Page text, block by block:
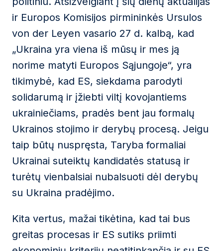
ir Europos Komisijos pirmininkės Ursulos
von der Leyen vasario 27 d. kalbą, kad
„Ukraina yra viena iš mūsų ir mes ją
norime matyti Europos Sąjungoje“, yra
tikimybė, kad ES, siekdama parodyti
solidarumą ir įžiebti viltį kovojantiems
ukrainiečiams, pradės bent jau formalų
Ukrainos stojimo ir derybų procesą. Jeigu
taip būtų nuspręsta, Taryba formaliai
Ukrainai suteiktų kandidatės statusą ir
turėtų vienbalsiai nubalsuoti dėl derybų
su Ukraina pradėjimo.
Kita vertus, mažai tikėtina, kad tai bus
greitas procesas ir ES sutiks priimti